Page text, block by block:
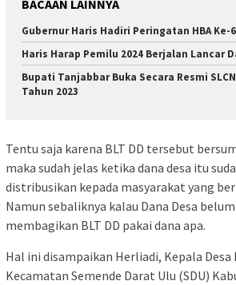
BACAAN LAINNYA
Gubernur Haris Hadiri Peringatan HBA Ke-
Haris Harap Pemilu 2024 Berjalan Lancar
Bupati Tanjabbar Buka Secara Resmi
Tahun 2023
Tentu saja karena BLT DD tersebut
maka sudah jelas ketika dana desa itu
distribusikan kepada masyarakat yang
Namun sebaliknya kalau Dana Desa
membagikan BLT DD pakai dana apa.
Hal ini disampaikan Herliadi, Kepala Desa
Kecamatan Semende Darat Ulu (SDU)